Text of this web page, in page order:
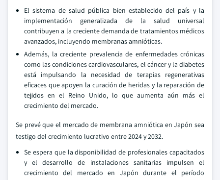
El sistema de salud pública bien establecido del país y la
implementación generalizada de la salud universal
contribuyen a la creciente demanda de tratamientos médicos
avanzados, incluyendo membranas amnióticas.
Además, la creciente prevalencia de enfermedades crónicas
como las condiciones cardiovasculares, el cáncer y la diabetes
está impulsando la necesidad de terapias regenerativas
eficaces que apoyen la curación de heridas y la reparación de
tejidos en el Reino Unido, lo que aumenta aún más el
crecimiento del mercado.
Se prevé que el mercado de membrana amniótica en Japón sea
testigo del crecimiento lucrativo entre 2024 y 2032.
Se espera que la disponibilidad de profesionales capacitados
y el desarrollo de instalaciones sanitarias impulsen el
crecimiento del mercado en Japón durante el período